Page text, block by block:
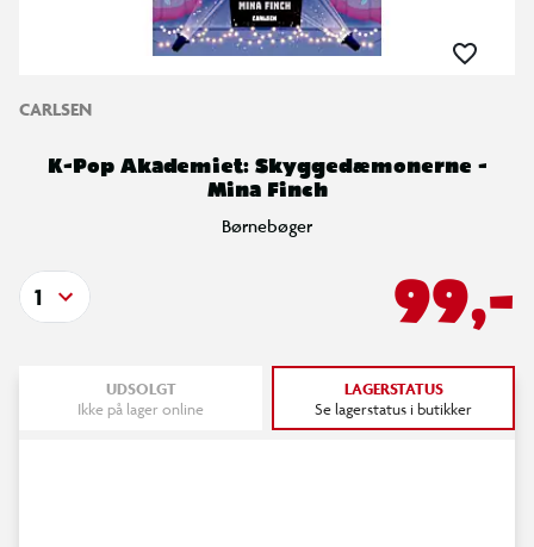
CARLSEN
K-Pop Akademiet: Skyggedæmonerne -
Mina Finch
Børnebøger
99,-
1
UDSOLGT
Ikke på lager online
LAGERSTATUS
Se lagerstatus i butikker